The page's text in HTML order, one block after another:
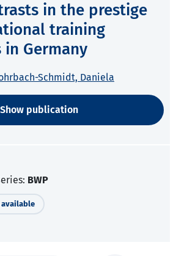
in the prestige
training
Germany
Schmidt, Daniela
Show publication
BWP